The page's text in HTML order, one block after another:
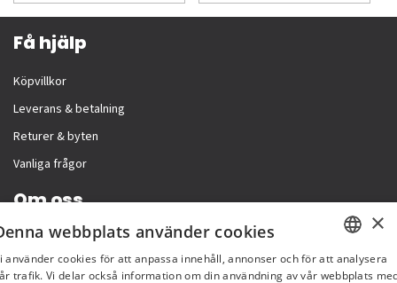
Få hjälp
Köpvillkor
Leverans & betalning
Returer & byten
Vanliga frågor
Om oss
Företagsinformation
SWEDISH
×
webbplats använder cookies
använder cookies för att anpassa innehåll, annonser och för att analysera
trafik. Vi delar också information om din användning av vår webbplats